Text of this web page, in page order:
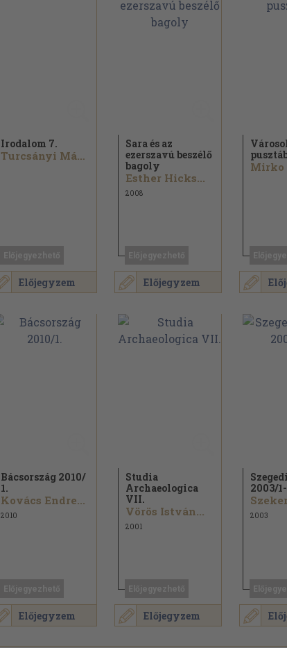
Előjegyzem
Irodalom 7.
Turcsányi Márta
Előjegyzem
Sara és az
ezerszavú beszélő
bagoly
Esther Hicks...
2008
Mirko
Előjegyzem
Bácsország 2010/
1.
Kovács Endre...
2010
Előjegyzem
Studia
Archaeologica
VII.
Vörös István...
2001
2003/
2003